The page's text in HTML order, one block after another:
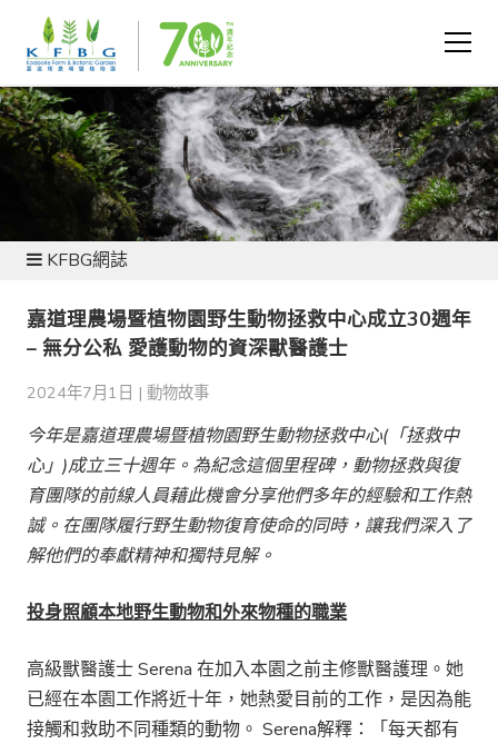
新聞及資源
KFBG網誌
嘉道理農場暨植物園野生動物拯救中心成立30週年
– 無分公私 愛護動物的資深獸醫護士
2024年7月1日 | 動物故事
今年是嘉道理農場暨植物園野生動物拯救中心(「拯救中
心」)成立三十週年。為紀念這個里程碑，動物拯救與復
育團隊的前線人員藉此機會分享他們多年的經驗和工作熱
誠。在團隊履行野生動物復育使命的同時，讓我們深入了
解他們的奉獻精神和獨特見解。
投身照顧本地野生動物和外來物種的職業
高級獸醫護士 Serena 在加入本園之前主修獸醫護理。她
已經在本園工作將近十年，她熱愛目前的工作，是因為能
接觸和救助不同種類的動物。 Serena解釋：「每天都有